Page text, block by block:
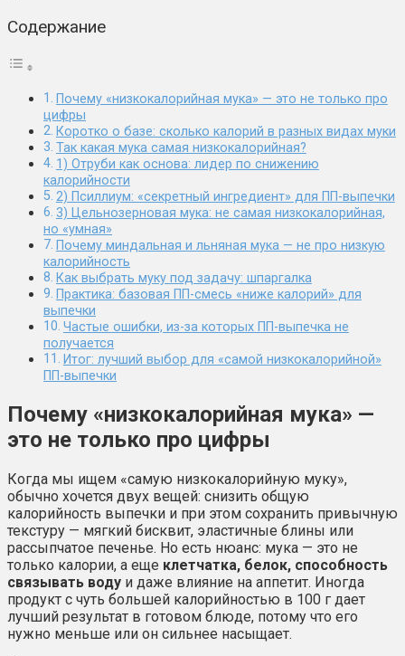
Содержание
Почему «низкокалорийная мука» — это не только про
цифры
Коротко о базе: сколько калорий в разных видах муки
Так какая мука самая низкокалорийная?
1) Отруби как основа: лидер по снижению
калорийности
2) Псиллиум: «секретный ингредиент» для ПП-выпечки
3) Цельнозерновая мука: не самая низкокалорийная,
но «умная»
Почему миндальная и льняная мука — не про низкую
калорийность
Как выбрать муку под задачу: шпаргалка
Практика: базовая ПП-смесь «ниже калорий» для
выпечки
Частые ошибки, из-за которых ПП-выпечка не
получается
Итог: лучший выбор для «самой низкокалорийной»
ПП-выпечки
Почему «низкокалорийная мука» —
это не только про цифры
Когда мы ищем «самую низкокалорийную муку»,
обычно хочется двух вещей: снизить общую
калорийность выпечки и при этом сохранить привычную
текстуру — мягкий бисквит, эластичные блины или
рассыпчатое печенье. Но есть нюанс: мука — это не
только калории, а еще клетчатка, белок, способность
связывать воду и даже влияние на аппетит. Иногда
продукт с чуть большей калорийностью в 100 г дает
лучший результат в готовом блюде, потому что его
нужно меньше или он сильнее насыщает.